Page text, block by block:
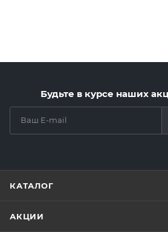
Будьте в курсе наших
КАТАЛОГ
АКЦИИ